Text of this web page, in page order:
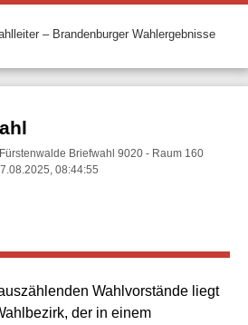
– Brandenburger Wahlergebnisse
Briefwahl 9020 - Raum 160
08:44:55
Wahlvorstände liegt
der in einem